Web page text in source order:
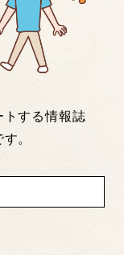
トする情報誌
。